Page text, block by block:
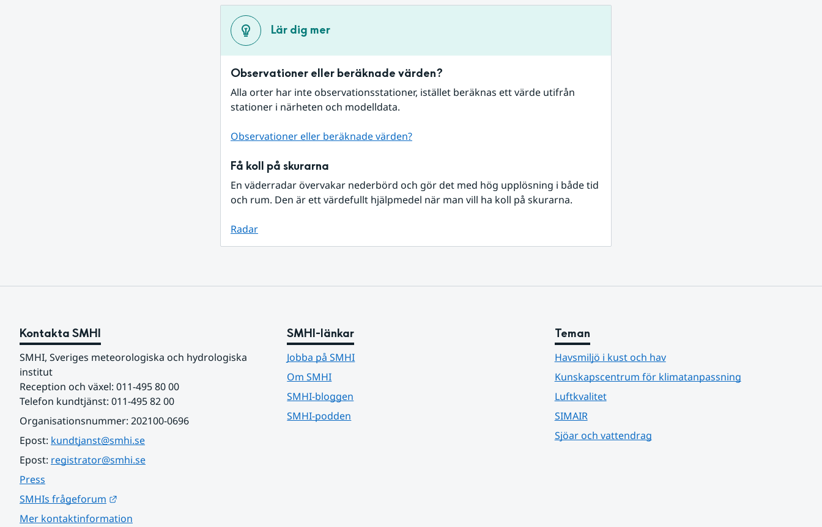
Lär dig mer
Observationer eller beräknade värden?
Alla orter har inte observationsstationer, istället beräknas ett värde utifrån
stationer i närheten och modelldata.
Observationer eller beräknade värden?
Få koll på skurarna
En väderradar övervakar nederbörd och gör det med hög upplösning i både tid
och rum. Den är ett värdefullt hjälpmedel när man vill ha koll på skurarna.
Radar
Kontakta SMHI
SMHI, Sveriges meteorologiska och hydrologiska
institut
Reception och växel: 011-495 80 00
Telefon kundtjänst: 011-495 82 00
Organisationsnummer: 202100-0696
Epost: kundtjanst@smhi.se
Epost: registrator@smhi.se
Press
SMHIs frågeforum
Mer kontaktinformation
SMHI-länkar
Jobba på SMHI
Om SMHI
SMHI-bloggen
SMHI-podden
Teman
Havsmiljö i kust och hav
Kunskapscentrum för klimatanpassning
Luftkvalitet
SIMAIR
Sjöar och vattendrag